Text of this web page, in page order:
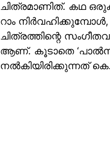
ചിത്രമാണിത്. കഥ
റാം
ചിത്രത്തിന്റെ
ആണ്. കൂടാതെ
നൽകിയിരിക്കുന്നത്